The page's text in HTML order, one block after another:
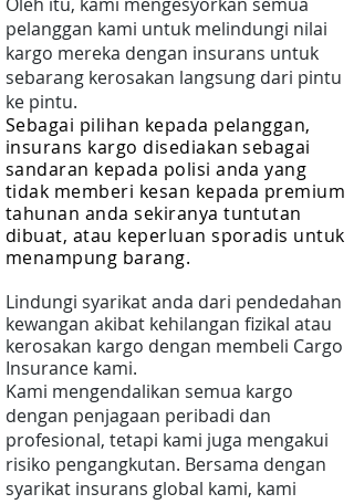
pelanggan kami untuk melindungi nilai
kargo mereka dengan insurans untuk
sebarang kerosakan langsung dari pintu
ke pintu.
Sebagai pilihan kepada pelanggan,
insurans kargo disediakan sebagai
sandaran kepada polisi anda yang
tidak memberi kesan kepada premium
tahunan anda sekiranya tuntutan
dibuat, atau keperluan sporadis untuk
menampung barang.
Lindungi syarikat anda dari pendedahan
kewangan akibat kehilangan fizikal atau
kerosakan kargo dengan membeli Cargo
Insurance kami.
Kami mengendalikan semua kargo
dengan penjagaan peribadi dan
profesional, tetapi kami juga mengakui
risiko pengangkutan. Bersama dengan
syarikat insurans global kami, kami